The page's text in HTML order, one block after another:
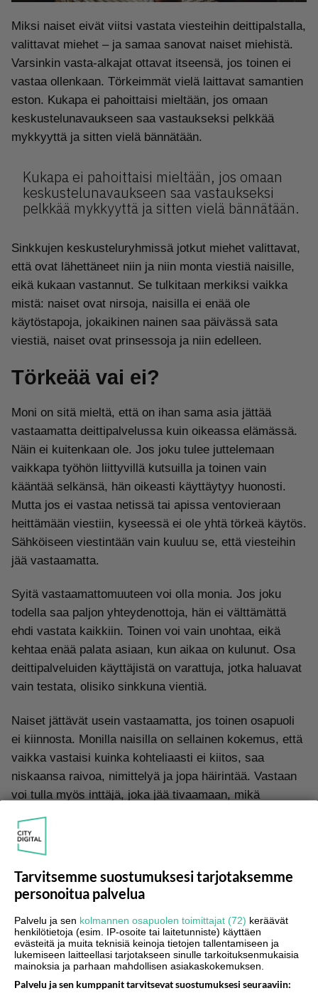
Miksi naiset eivät viitsi vastata viesteihin deittipalstalla,
valittavat miehet – ja samaa sanovat naiset miehistä.
Varsinkin vasta-alkajat ottavat itseensä, jos toinen ei
vastaa ollenkaan. Törkeimmät vielä laittavat samantien
eston. Kukapa ei pahoittaisi mieltään, jos omaan
keskustelunavaukseen saa vastaukseksi pelkkää
mykkyyttä ja sitten vielä bännätään.
Kukapa ei pahoittaisi mieltään, jos omaan
keskustelunavaukseen saa vastaukseksi
pelkkää mykkyyttä ja sitten vielä bännätään.
Sinkkujen keskusteluryhmissä jotkut miehet valittavat,
että ovat lähettäneet niin ja niin monta viestiä naisille,
eikä kukaan vastannut. Se tulkitaan merkiksi vaikka
mistä: naiset ovat nirsoja, naisilla ei enää ole
käytöstapoja, jokaikinen nainen saa päivässä sata
viestiä, naiset ovat prinsessoja ja niin edelleen.
Törkeää vai ei?
Moni on sitä mieltä, että on ihan sama asia jättää
vastaamatta deittipalvelussa kuin oikeassa elämässä.
Näin ei kuitenkaan ole. Jos joku tulee juttelemaan
vaikkapa työhön liittyvillä kutsuilla ja toinen vain
kääntää selkänsä, hän oikeasti käyttäytyy huonosti.
Mutta jos ei vastaa netissä tai apissa ventovieraan
heittämään viestiin, kyseessä ei ole yhtä törkeä käytös.
Sähköiseen viestintään vain kuuluu se, että viesteihin
jää vastaamatta.
Syitä vastaamattomuuteen voi olla monia. Jos joku
todella saa paljon yhteydenottoja, hän ei välttämättä
ehdi vastata kaikkiin. Toinen voi vain unohtaa, eikä
kehtaa enää palata asiaan, kun aikaa on kulunut. Osa
deittipalveluiden käyttäjistä on varattuja, jotka haluavat
vain testata, olisiko sinkkuna vientiä.
Naiset jättävät usein vastaamatta, jos toinen osapuoli
ei kiinnosta. Monilla naisilla on sellainen kokemus, että
vaikka vastaisi kuinka kohteliaasti ei kiitos, saa
niskaansa raivoa, nimittelyä ja jopa häirintää. Vastaan
voi tulla myös inttäjä, joka jää tivaamaan, mikä
muuttaa mielensä.
Monilla naisilla on sellainen kokemus, että
vaikka vastaisi kuinka kohteliaasti ei kiitos,
saa niskaansa raivoa, nimittelyä ja jopa
häirintää.
Tarvitsemme suostumuksesi tarjotaksemme
personoitua palvelua
Palvelu ja sen kolmannen osapuolen toimittajat (72) keräävät
henkilötietoja (esim. IP-osoite tai laitetunniste) käyttäen
evästeitä ja muita teknisiä keinoja tietojen tallentamiseen ja
lukemiseen laitteellasi tarjotakseen sinulle tarkoituksenmukaisia
mainoksia ja parhaan mahdollisen asiakaskokemuksen.
Palvelu ja sen kumppanit tarvitsevat suostumuksesi seuraaviin: